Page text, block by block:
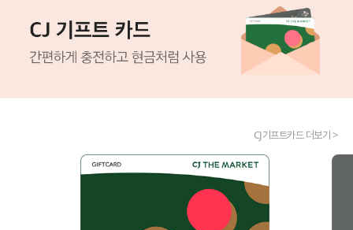
CJ기프트카드 더보기 >